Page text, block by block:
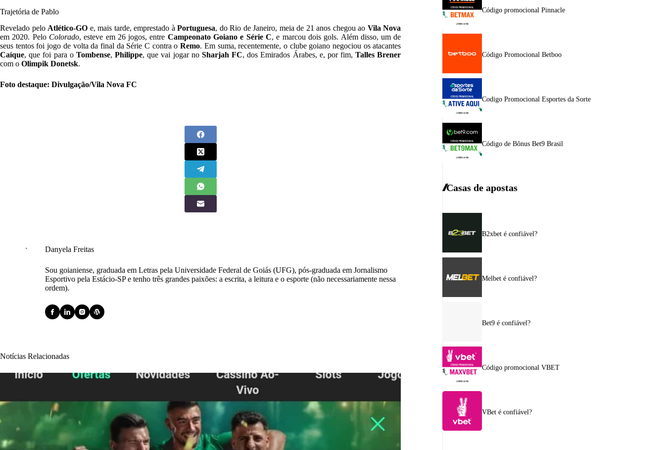
Trajetória de Pablo
Revelado pelo Atlético-GO e, mais tarde, emprestado àPortuguesa, do Rio de Janeiro, meia de 21 anos chegou ao Vila Nova
em 2020. Pelo Colorado, esteve em 26 jogos, entre Campeonato Goiano e Série C, e marcou dois gols. Além disso, um de
seus tentos foi jogo de volta da final da Série C contra oRemo. Em suma, recentemente, o clube goiano negociou os atacantes
Caíque, que foi para o Tombense,Philippe, que vai jogar no Sharjah FC, dos Emirados Árabes, e, por fim,Talles Brener
com o Olimpik Donetsk.
Foto destaque: Divulgação/Vila Nova FC
Danyela Freitas
Sou goianiense, graduada em Letras pela Universidade Federal de Goiás (UFG), pós-graduada em Jornalismo
Esportivo pela Estácio-SP e tenho três grandes paixões: a escrita, a leitura e o esporte (não necessariamente nessa
ordem).
Notícias Relacionadas
Código promocional Pinnacle
Código Promocional Betboo
Codigo Promocional Esportes da Sorte
Código de Bônus Bet9 Brasil
Casas de apostas
B2xbet é confiável?
Melbet é confiável?
Bet9 é confiável?
Código promocional VBET
VBet é confiável?